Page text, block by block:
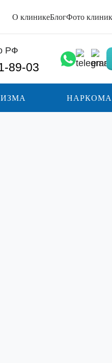
О клиникеБлогФото
РФ
89-03